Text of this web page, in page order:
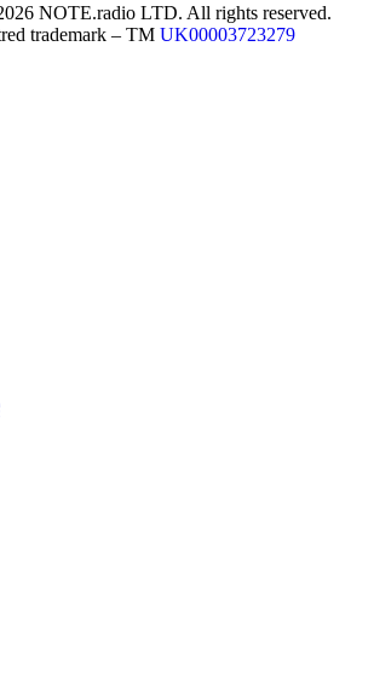
NOTE.radio LTD. All rights reserved.
trademark – TM UK00003723279